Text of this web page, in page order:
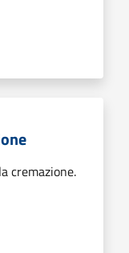
cremazione.